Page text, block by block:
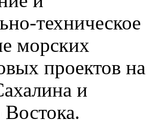
техническое
морских
проектов на
и